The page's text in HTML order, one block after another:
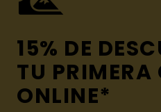
15% DE
TU
ONLINE*